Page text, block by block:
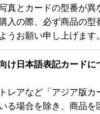
真とカードの型番が異
入の際、必ず商品の型
うお願い申し上げます。
け日本語表記カードに
レアなど「アジア版カ
る場合を除き、商品を